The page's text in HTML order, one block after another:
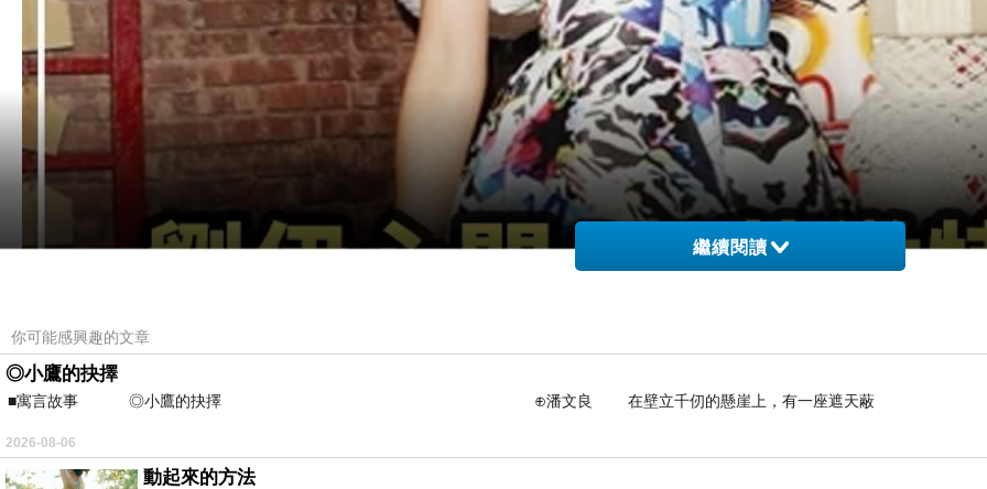
繼續閱讀
你可能感興趣的文章
◎小鷹的抉擇
■寓言故事 ◎小鷹的抉擇 ⊕潘文良 在壁立千仞的懸崖上，有一座遮天蔽
2026-08-06
動起來的方法